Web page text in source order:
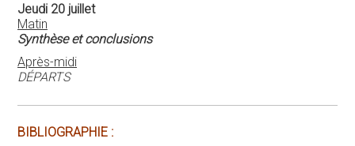
Jeudi 20 juillet
Matin
Synthèse et conclusions
Après-midi
DÉPARTS
BIBLIOGRAPHIE :